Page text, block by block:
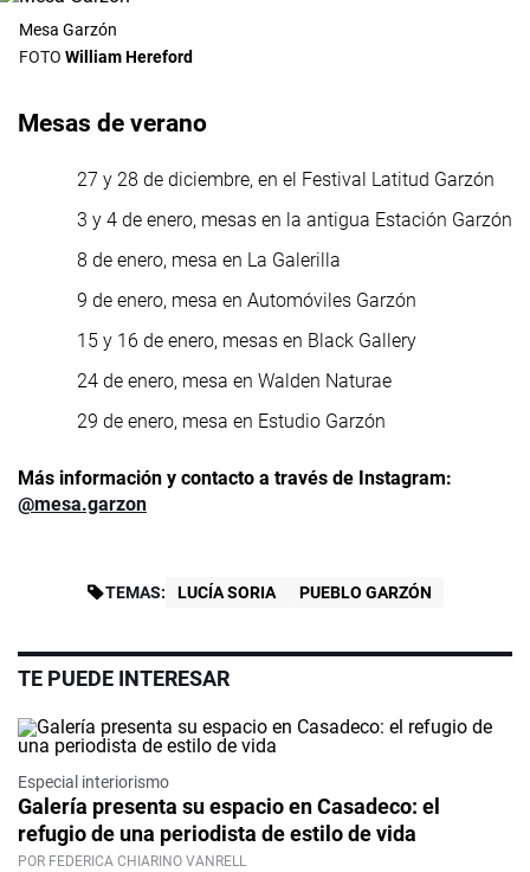
Mesa Garzón
William Hereford
Mesas de verano
27 y 28 de diciembre, en el Festival Latitud Garzón
3 y 4 de enero, mesas en la antigua Estación Garzón
8 de enero, mesa en La Galerilla
9 de enero, mesa en Automóviles Garzón
15 y 16 de enero, mesas en Black Gallery
24 de enero, mesa en Walden Naturae
29 de enero, mesa en Estudio Garzón
Más información y contacto a través de Instagram:
@mesa.garzon
TEMAS: LUCÍA SORIA PUEBLO GARZÓN
TE PUEDE INTERESAR
Especial interiorismo
Galería presenta su espacio en Casadeco: el
refugio de una periodista de estilo de vida
POR FEDERICA CHIARINO VANRELL